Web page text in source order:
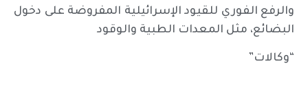
والرفع الفوري للقيود الإسرائيلية المفروضة على دخول
البضائع، مثل المعدات الطبية والوقود
“وكالات”